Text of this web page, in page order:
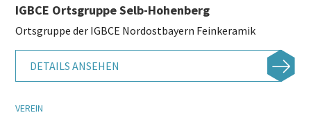
IGBCE Ortsgruppe Selb-Hohenberg
Ortsgruppe der IGBCE Nordostbayern Feinkeramik
DETAILS ANSEHEN
VEREIN